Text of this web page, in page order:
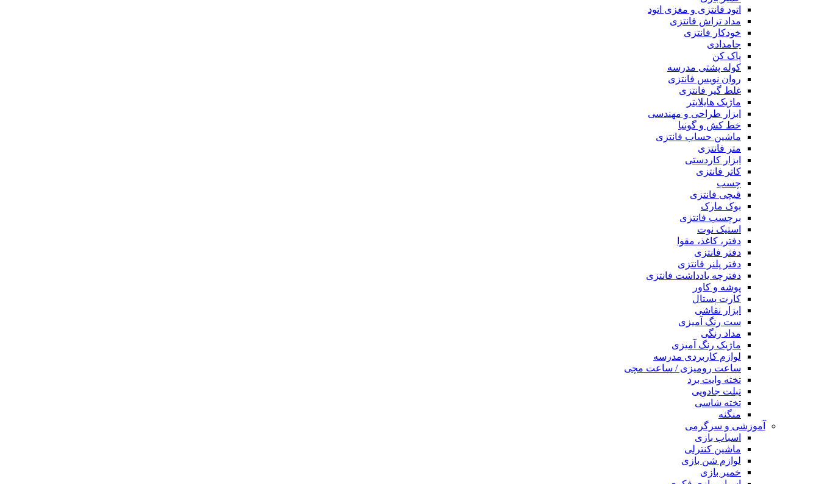
اتود فانتزی و مغزی اتود
مداد تراش فانتزی
خودکار فانتزی
جامدادی
پاک کن
کوله پشتی مدرسه
روان نویس فانتزی
غلط گیر فانتزی
ماژیک هایلایتر
ابزار طراحی و مهندسی
خط کش و گونیا
ماشین حساب فانتزی
متر فانتزی
ابزار کاردستی
کاتر فانتزی
چسب
قیچی فانتزی
بوک مارک
برچسب فانتزی
استیک نوت
دفتر، کاغذ، مقوا
دفتر فانتزی
دفتر پلنر فانتزی
دفترچه یادداشت فانتزی
پوشه و کاور
کارت پستال
ابزار نقاشی
ست رنگ آمیزی
مداد رنگی
ماژیک رنگ آمیزی
لوازم کاربردی مدرسه
ساعت رومیزی / ساعت مچی
تخته وایت برد
تبلت جادویی
تخته شاسی
منگنه
آموزشی و سرگرمی
اسباب بازی
ماشین کنترلی
لوازم شن بازی
خمیر بازی